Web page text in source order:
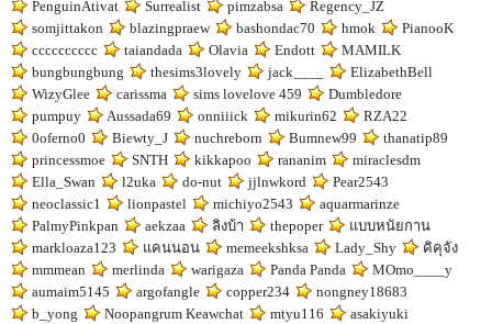
PenguinAtivat
Surrealist pimzabsa
Regency_JZ
somjittakon
blazingpraew bashondac70 hmok
PianooK
cccccccccc
taiandada Olavia Endott
MAMILK
bungbungbung
thesims3lovely jack____
ElizabethBell
WizyGlee
carissma sims lovelove 459
Dumbledore
pumpuy
Aussada69 onniiick mikurin62
RZA22
0oferno0
Biewty_J nuchreborn Bumnew99
thanatip89
princessmoe
SNTH kikkapoo rananim
miraclesdm
Ella_Swan
l2uka do-nut jjlnwkord
Pear2543
neoclassic1
lionpastel michiyo2543
aquarmarinze
PalmyPinkpan
aekzaa ลิงบ้า thepoper
แบบหนัยกาน
markloaza123
แคนนอน memeekshksa Lady_Shy
คิคุจัง
mmmean
merlinda warigaza Panda Panda
MOmo____y
aumaim5145
argofangle copper234
nongney18683
b_yong
Noopangrum Keawchat mtyu116
asakiyuki